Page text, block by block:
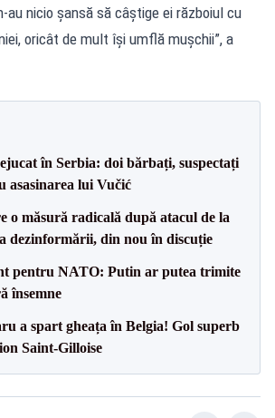
au nicio șansă să câștige ei războiul cu
oricât de mult își umflă mușchii”, a
în Serbia: doi bărbați, suspectați
asasinarea lui Vučić
o măsură radicală după atacul de la
dezinformării, din nou în discuție
pentru NATO: Putin ar putea trimite
însemne
a spart gheața în Belgia! Gol superb
Saint-Gilloise